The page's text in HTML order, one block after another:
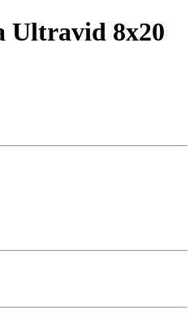
Ultravid 8x20